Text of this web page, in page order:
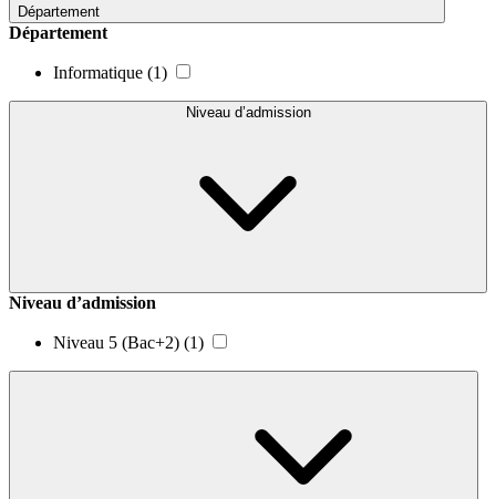
Département
Département
Informatique (1)
Niveau d’admission
Niveau d’admission
Niveau 5 (Bac+2) (1)